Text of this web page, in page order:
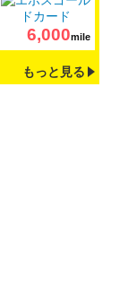
6,000mile
もっと見る